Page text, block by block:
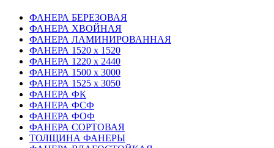
ФАНЕРА БЕРЕЗОВАЯ
ФАНЕРА ХВОЙНАЯ
ФАНЕРА ЛАМИНИРОВАННАЯ
ФАНЕРА 1520 х 1520
ФАНЕРА 1220 х 2440
ФАНЕРА 1500 х 3000
ФАНЕРА 1525 х 3050
ФАНЕРА ФК
ФАНЕРА ФСФ
ФАНЕРА ФОФ
ФАНЕРА СОРТОВАЯ
ТОЛЩИНА ФАНЕРЫ